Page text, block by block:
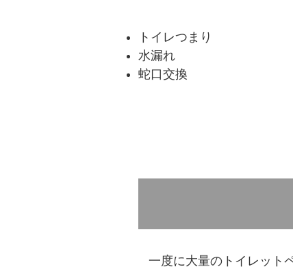
トイレつまり
水漏れ
蛇口交換
一度に大量のトイレット